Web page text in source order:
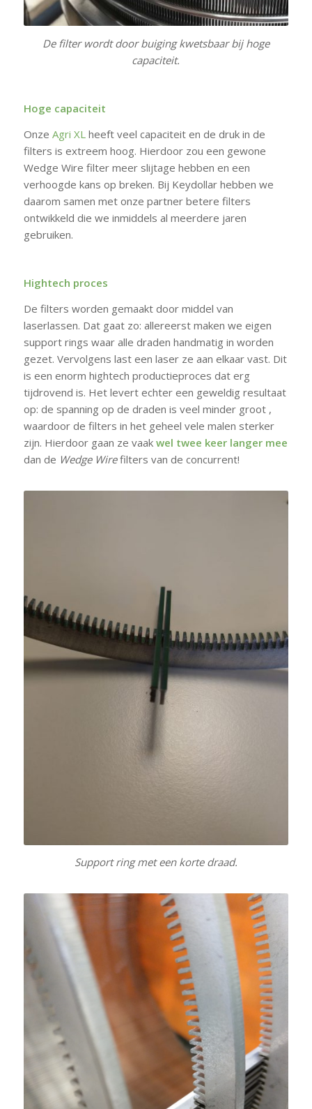
De filter wordt door buiging kwetsbaar bij hoge
capaciteit.
Hoge capaciteit
Onze Agri XL heeft veel capaciteit en de druk in de
filters is extreem hoog. Hierdoor zou een gewone
Wedge Wire filter meer slijtage hebben en een
verhoogde kans op breken. Bij Keydollar hebben we
daarom samen met onze partner betere filters
ontwikkeld die we inmiddels al meerdere jaren
gebruiken.
Hightech proces
De filters worden gemaakt door middel van
laserlassen. Dat gaat zo: allereerst maken we eigen
support rings waar alle draden handmatig in worden
gezet. Vervolgens last een laser ze aan elkaar vast. Dit
is een enorm hightech productieproces dat erg
tijdrovend is. Het levert echter een geweldig resultaat
op: de spanning op de draden is veel minder groot ,
waardoor de filters in het geheel vele malen sterker
zijn. Hierdoor gaan ze vaak wel twee keer langer mee
dan de Wedge Wirefilters van de concurrent!
Support ring met een korte draad.